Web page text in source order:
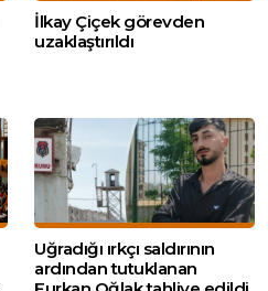
İlkay Çiçek görevden
uzaklaştırıldı
Uğradığı ırkçı saldırının
ardından tutuklanan